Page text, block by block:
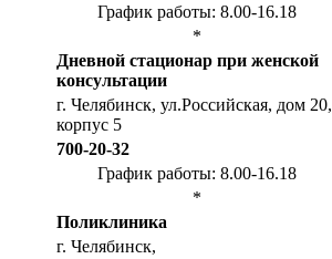
График работы: 8.00-16.18
*
Дневной стационар при женской
консультации
г. Челябинск, ул.Российская, дом 20,
корпус 5
700-20-32
График работы: 8.00-16.18
*
Поликлиника
г. Челябинск,